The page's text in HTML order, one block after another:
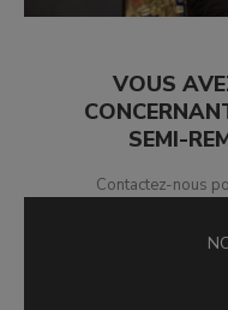
VOUS
SEMI-
Contactez-nous